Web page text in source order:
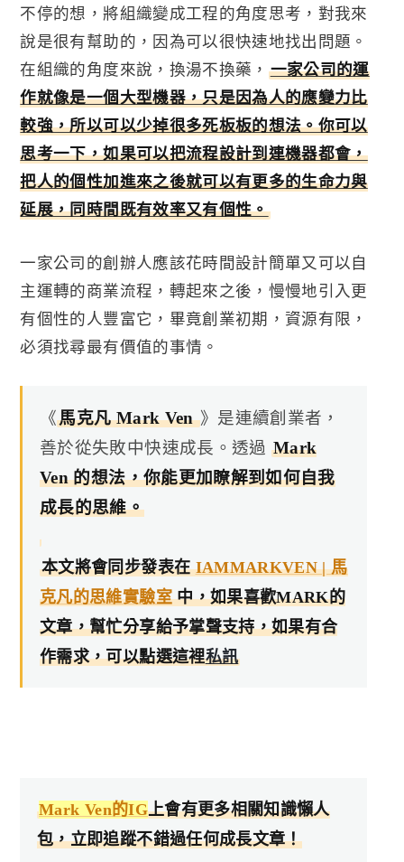
不停的想，將組織變成工程的角度思考，對我來
說是很有幫助的，因為可以很快速地找出問題。
在組織的角度來說，換湯不換藥， 一家公司的運
作就像是一個大型機器，只是因為人的應變力比
較強，所以可以少掉很多死板板的想法。你可以
思考一下，如果可以把流程設計到連機器都會，
把人的個性加進來之後就可以有更多的生命力與
延展，同時間既有效率又有個性。
一家公司的創辦人應該花時間設計簡單又可以自
主運轉的商業流程，轉起來之後，慢慢地引入更
有個性的人豐富它，畢竟創業初期，資源有限，
必須找尋最有價值的事情。
《馬克凡 Mark Ven》是連續創業者，
善於從失敗中快速成長。透過 Mark
Ven 的想法，你能更加瞭解到如何自我
成長的思維。
本文將會同步發表在IAMMARKVEN | 馬
克凡的思維實驗室中，如果喜歡MARK的
文章，幫忙分享給予掌聲支持，如果有合
作需求，可以點選這裡私訊
Mark Ven的IG上會有更多相關知識懶人
包，立即追蹤不錯過任何成長文章！